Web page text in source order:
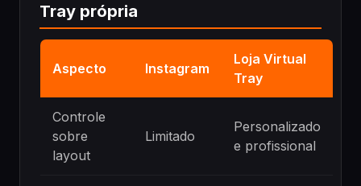
Tray própria
Aspecto Instagram
Loja Virtual
Tray
Controle
sobre
layout
Limitado
Personalizado
e profissional